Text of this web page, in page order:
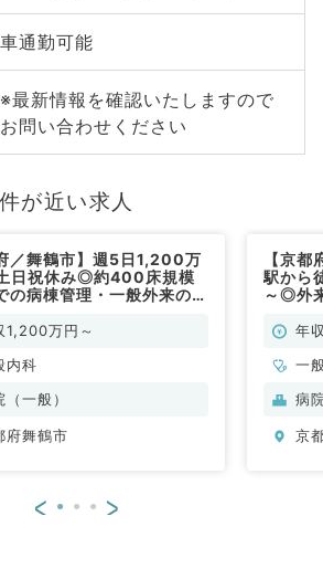
車通勤可能
※最新情報を確認いたしますので
お問い合わせください
が近い求人
／舞鶴市】週5日1,200万
日祝休み◎約400床規模
の病棟管理・一般外来のお
1,200万円～
内科
（一般）
府舞鶴市
【京
駅から
～◎外
年
一
病
京
< >